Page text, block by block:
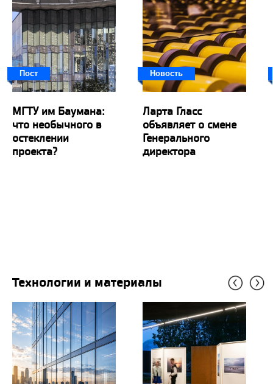
Пост
МГТУ им Баумана:
что необычного в
остеклении
проекта?
Новость
Ларта Гласс
объявляет о смене
Генерального
директора
Технологии и материалы